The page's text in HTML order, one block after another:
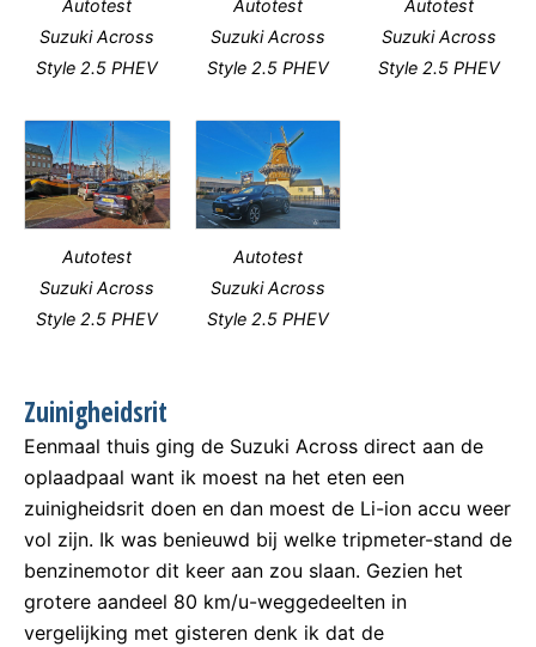
Autotest
Suzuki Across
Style 2.5 PHEV
Autotest
Suzuki Across
Style 2.5 PHEV
Autotest
Suzuki Across
Style 2.5 PHEV
Autotest
Suzuki Across
Style 2.5 PHEV
Autotest
Suzuki Across
Style 2.5 PHEV
Zuinigheidsrit
Eenmaal thuis ging de Suzuki Across direct aan de
oplaadpaal want ik moest na het eten een
zuinigheidsrit doen en dan moest de Li-ion accu weer
vol zijn. Ik was benieuwd bij welke tripmeter-stand de
benzinemotor dit keer aan zou slaan. Gezien het
grotere aandeel 80 km/u-weggedeelten in
vergelijking met gisteren denk ik dat de